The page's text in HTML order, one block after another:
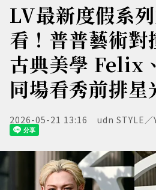
LV最新度假系
看！普普藝術對
古典美學 Felix
同場看秀前排星
2026-05-21 13:16 udn STYLE／